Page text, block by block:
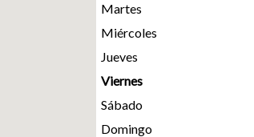
Martes
Miércoles
Jueves
Viernes
Sábado
Domingo